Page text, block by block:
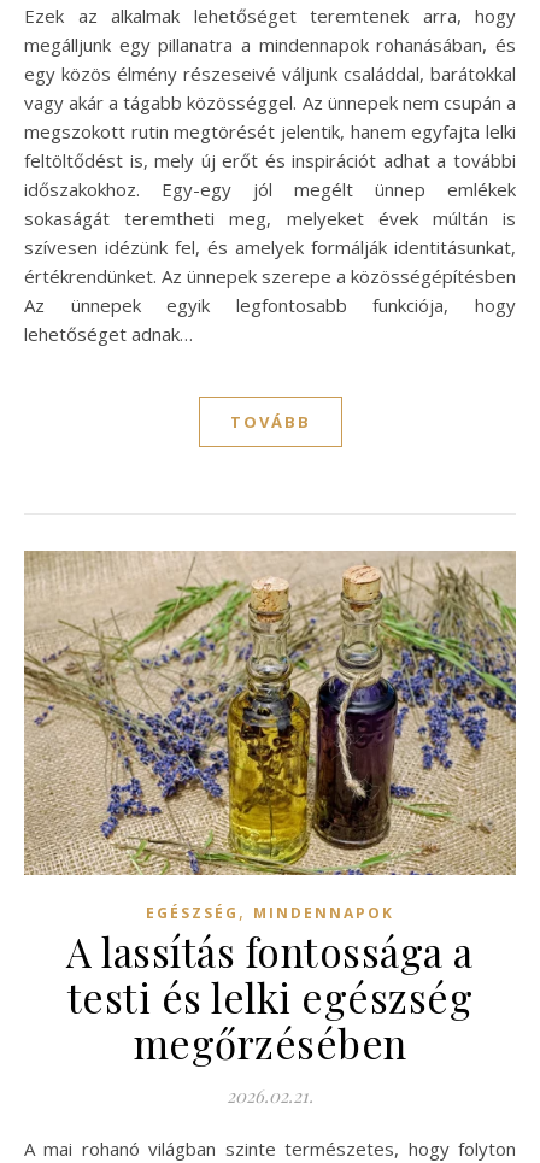
Ezek az alkalmak lehetőséget teremtenek arra, hogy
megálljunk egy pillanatra a mindennapok rohanásában, és
egy közös élmény részeseivé váljunk családdal, barátokkal
vagy akár a tágabb közösséggel. Az ünnepek nem csupán a
megszokott rutin megtörését jelentik, hanem egyfajta lelki
feltöltődést is, mely új erőt és inspirációt adhat a további
időszakokhoz. Egy-egy jól megélt ünnep emlékek
sokaságát teremtheti meg, melyeket évek múltán is
szívesen idézünk fel, és amelyek formálják identitásunkat,
értékrendünket. Az ünnepek szerepe a közösségépítésben
Az ünnepek egyik legfontosabb funkciója, hogy
lehetőséget adnak…
TOVÁBB
EGÉSZSÉG , MINDENNAPOK
A lassítás fontossága a
testi és lelki egészség
megőrzésében
2026.02.21.
A mai rohanó világban szinte természetes, hogy folyton